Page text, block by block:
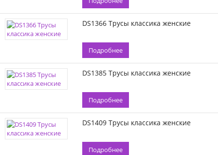
DS1366 Трусы классика женские
Подробнее
DS1385 Трусы классика женские
Подробнее
DS1409 Трусы классика женские
Подробнее